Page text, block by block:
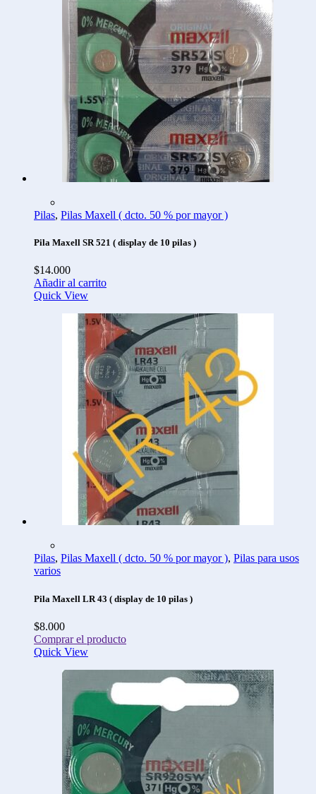
Pilas, Pilas Maxell ( dcto. 50 % por mayor )
Pila Maxell SR 521 ( display de 10 pilas )
$14.000
Añadir al carrito
Quick View
Pilas, Pilas Maxell ( dcto. 50 % por mayor ), Pilas para usos
varios
Pila Maxell LR 43 ( display de 10 pilas )
$8.000
Comprar el producto
Quick View